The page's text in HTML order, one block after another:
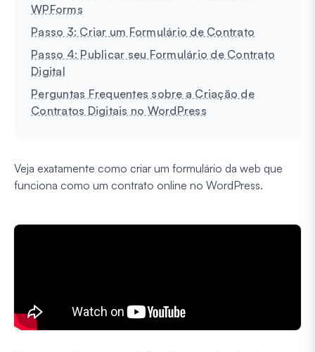
WPForms
Passo 3: Criar um Formulário de Contrato
Passo 4: Publicar seu Formulário de Contrato
Digital
Perguntas Frequentes sobre a Criação de
Contratos Digitais no WordPress
Veja exatamente como criar um formulário da web que
funciona como um contrato online no WordPress.